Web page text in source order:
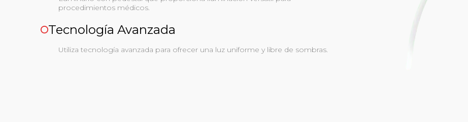
procedimientos médicos.
Tecnología Avanzada
Utiliza tecnología avanzada para ofrecer una luz uniforme y libre de sombras.